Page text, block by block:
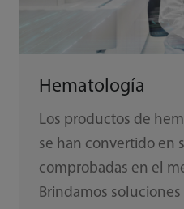
Hematología
Los productos de
se han convertido en
comprobadas en el
Brindamos